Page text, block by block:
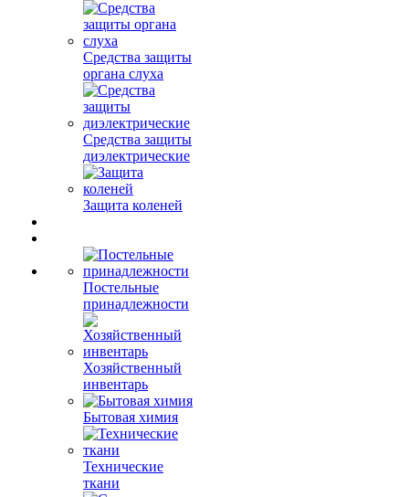
Средства защиты
органа слуха
Средства защиты
диэлектрические
Защита коленей
Постельные
принадлежности
Хозяйственный
инвентарь
Бытовая химия
Технические
ткани